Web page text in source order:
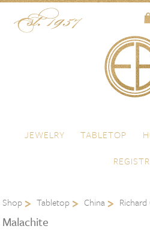
Menu
JEWELRY
TABLETOP
Shop Tabletop China
Malachite